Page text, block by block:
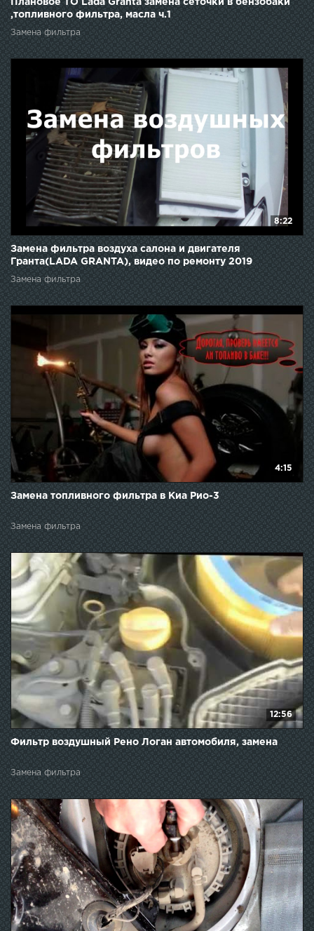
Плановое ТО Lada Granta замена сеточки в бензобаки
,топливного фильтра, масла ч.1
Замена фильтра
8:22
Замена фильтра воздуха салона и двигателя
Гранта(LADA GRANTA), видео по ремонту 2019
Замена фильтра
4:15
Замена топливного фильтра в Киа Рио-3
Замена фильтра
12:56
Фильтр воздушный Рено Логан автомобиля, замена
Замена фильтра